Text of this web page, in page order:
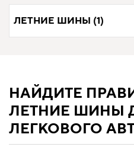
ЛЕТНИЕ ШИНЫ (1)
НАЙДИТЕ
ЛЕТНИЕ ШИНЫ
ЛЕГКОВОГО